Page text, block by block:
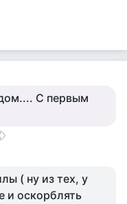
С первым
( ну из тех, у
и оскорблять